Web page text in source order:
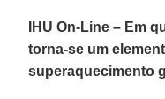
IHU On-Line – Em
torna-se um
superaquecimento